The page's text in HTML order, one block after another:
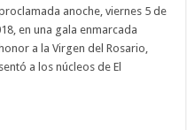
anoche, viernes 5 de
en una gala enmarcada
a la Virgen del Rosario,
a los núcleos de El